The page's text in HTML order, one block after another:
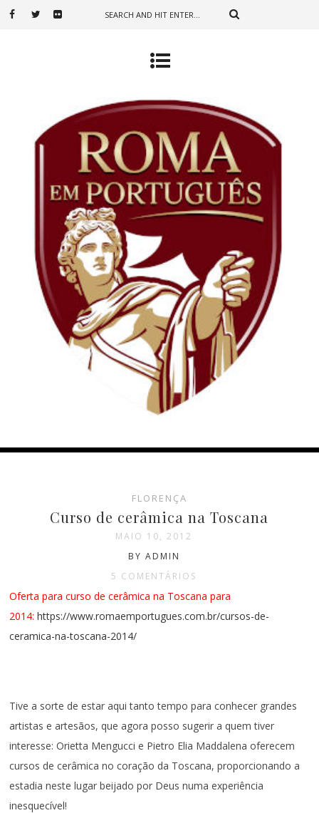
FLORENÇA
Curso de cerâmica na Toscana
MAIO 10, 2012
BY ADMIN
5 COMENTÁRIOS
Oferta para curso de cerâmica na Toscana para
2014:https://www.romaemportugues.com.br/cursos-de-
ceramica-na-toscana-2014/
Tive a sorte de estar aqui tanto tempo para conhecer grandes
artistas e artesãos, que agora posso sugerir a quem tiver
interesse: Orietta Mengucci e Pietro Elia Maddalena oferecem
cursos de cerâmica no coração da Toscana, proporcionando a
estadia neste lugar beijado por Deus numa experiência
inesquecível!